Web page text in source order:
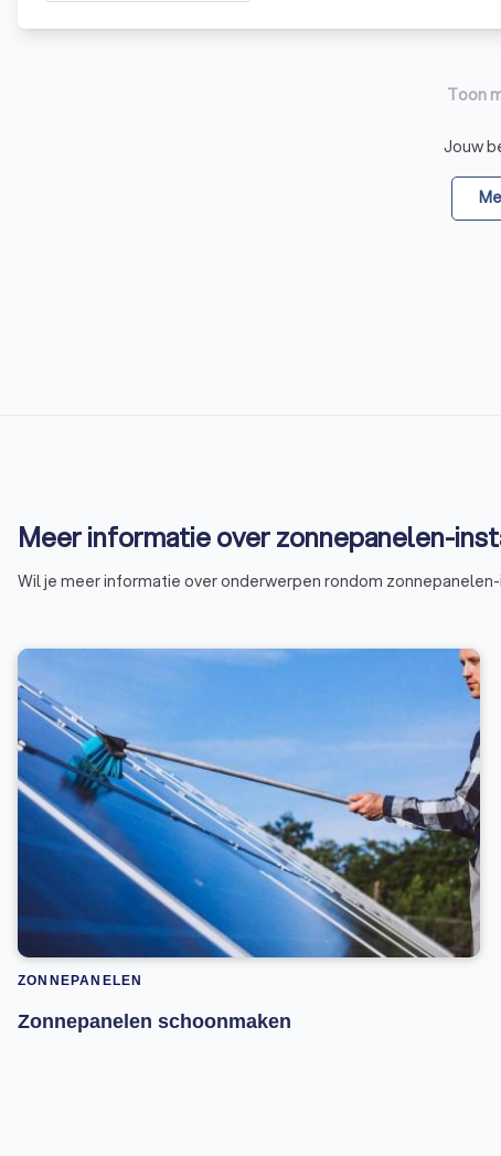
Toon
Jouw
Meer informatie over zonnepanelen-
Wil je meer informatie over onderwerpen rondom
ZONNEPANELEN
Zonnepanelen schoonmaken